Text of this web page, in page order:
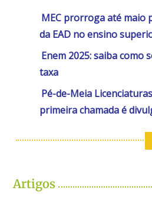
MEC prorroga até maio
da EAD no ensino
Enem 2025: saiba como
taxa
Pé-de-Meia
primeira chamada é
Artigos